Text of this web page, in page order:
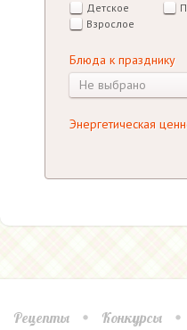
Детское
Взрослое
Блюда к празднику
Не выбрано
Энергетическая
Рецепты Конкурсы